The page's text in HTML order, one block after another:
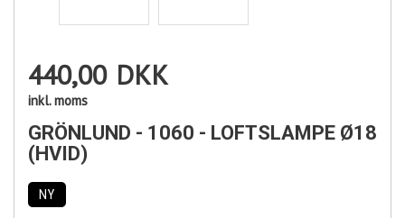
440,00 DKK
inkl. moms
GRÖNLUND - 1060 - LOFTSLAMPE Ø18
(HVID)
NY